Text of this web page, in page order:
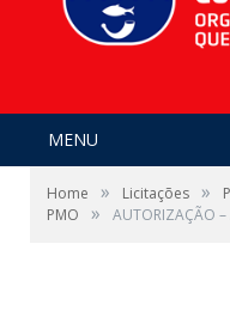
MENU
Home » Licitações »
PMO
» AUTORIZAÇÃO –